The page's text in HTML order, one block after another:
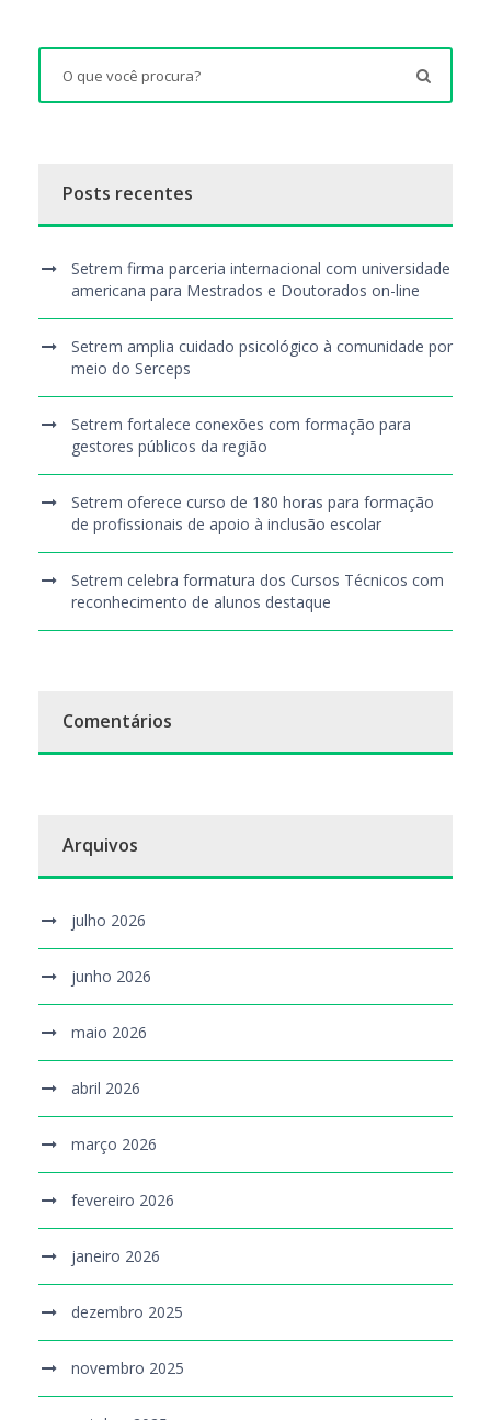
Posts recentes
Setrem firma parceria internacional com universidade
americana para Mestrados e Doutorados on-line
Setrem amplia cuidado psicológico à comunidade por
meio do Serceps
Setrem fortalece conexões com formação para
gestores públicos da região
Setrem oferece curso de 180 horas para formação
de profissionais de apoio à inclusão escolar
Setrem celebra formatura dos Cursos Técnicos com
reconhecimento de alunos destaque
Comentários
Arquivos
julho 2026
junho 2026
maio 2026
abril 2026
março 2026
fevereiro 2026
janeiro 2026
dezembro 2025
novembro 2025